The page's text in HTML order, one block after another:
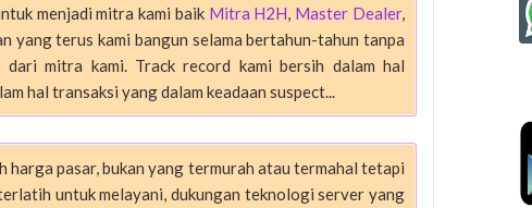
menjadi mitra kami baik Mitra H2H, Master Dealer,
yang terus kami bangun selama bertahun-tahun tanpa
dari mitra kami. Track record kami bersih dalam hal
hal transaksi yang dalam keadaan suspect...
harga pasar, bukan yang termurah atau termahal tetapi
untuk melayani, dukungan teknologi server yang